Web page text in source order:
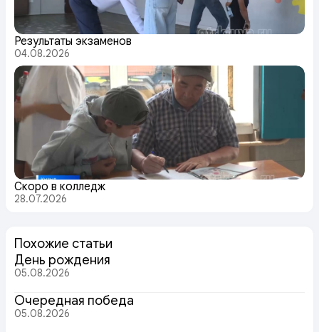
Результаты экзаменов
04.08.2026
Скоро в колледж
28.07.2026
Похожие статьи
День рождения
05.08.2026
Очередная победа
05.08.2026